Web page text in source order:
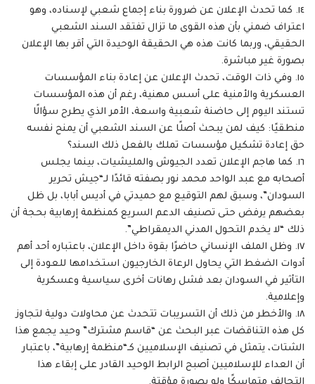
١٤. كما تحدث الإعلان عن ضرورة بناء إجماع شعبي لإسناده، وهو
اعتراف ضمني بأن هذه القوى ما تزال تفتقد السند الشعبي
الحقيقي، وربما كانت هذه هي الحقيقة الوحيدة التي أقر بها الإعلان
بصورة غير مباشرة.
١٥. وفي ذات الوقت، تحدث الإعلان عن إعادة بناء المؤسسات
العسكرية والأمنية على أسس مهنية، رغم أن هذه المؤسسات
تستند اليوم إلى حاضنة شعبية واسعة، الأمر الذي يطرح سؤالًا
منطقيًا: كيف لمن يبحث أصلًا عن السند الشعبي أن يمنح نفسه
حق إعادة تشكيل مؤسسات تملك بالفعل ذلك السند؟
١٦. كما هاجم الإعلان تعدد الجيوش والمليشيات، بينما يجلس
أصحابه مع عبد الواحد محمد نور بصفته قائدًا لـ“جيش تحرير
السودان”، وسبق لهم التوقيع مع حميدتي في أديس أبابا، بل ظل
بعضهم يرفض حتى تصنيف الدعم السريع كمنظمة إرهابية بحجة أن
ذلك “لا يخدم التحول المدني الديمقراطي”.
١٧. وظل الملف الإنساني حاضرًا بقوة داخل الإعلان، باعتباره أحد أهم
أدوات الضغط التي يحاول الرعاة الخارجيون استخدامها للعودة إلى
التأثير في السودان بعد فشل رهانات أخرى سياسية وعسكرية
وإعلامية.
١٨. والأخطر من ذلك أن التسريبات تتحدث عن محاولات دولية لتجاوز
كل هذه التناقضات عبر البحث عن “قاسم مشترك” وحيد يجمع هذا
الشتات، يتمثل في تصنيف الإسلاميين كـ“منظمة إرهابية”، باعتبار
أن العداء للإسلاميين أصبح الرابط الوحيد القادر على إبقاء هذا